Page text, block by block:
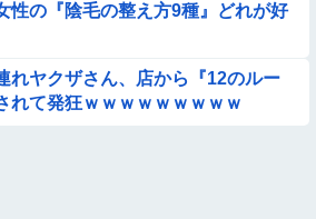
女性犯罪者ｗｗｗｗｗｗｗ
た暗号ランキング
性の『陰毛の整え方9種』どれが好
れヤクザさん、店から『12のルー
れて発狂ｗｗｗｗｗｗｗｗｗ